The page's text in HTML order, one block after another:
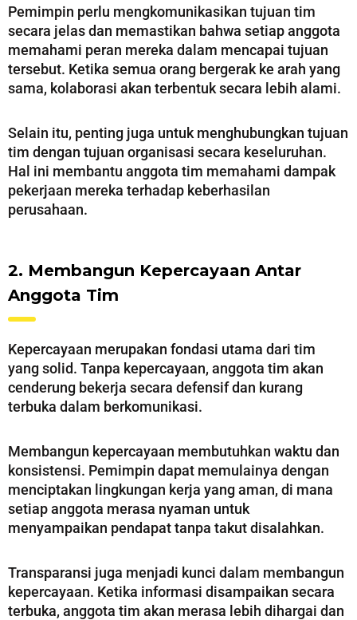
Pemimpin perlu mengkomunikasikan tujuan tim
secara jelas dan memastikan bahwa setiap anggota
memahami peran mereka dalam mencapai tujuan
tersebut. Ketika semua orang bergerak ke arah yang
sama, kolaborasi akan terbentuk secara lebih alami.
Selain itu, penting juga untuk menghubungkan tujuan
tim dengan tujuan organisasi secara keseluruhan.
Hal ini membantu anggota tim memahami dampak
pekerjaan mereka terhadap keberhasilan
perusahaan.
2. Membangun Kepercayaan Antar
Anggota Tim
Kepercayaan merupakan fondasi utama dari tim
yang solid. Tanpa kepercayaan, anggota tim akan
cenderung bekerja secara defensif dan kurang
terbuka dalam berkomunikasi.
Membangun kepercayaan membutuhkan waktu dan
konsistensi. Pemimpin dapat memulainya dengan
menciptakan lingkungan kerja yang aman, di mana
setiap anggota merasa nyaman untuk
menyampaikan pendapat tanpa takut disalahkan.
Transparansi juga menjadi kunci dalam membangun
kepercayaan. Ketika informasi disampaikan secara
terbuka, anggota tim akan merasa lebih dihargai dan